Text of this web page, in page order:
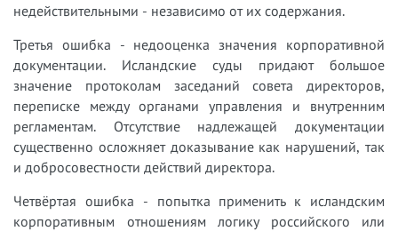
недействительными - независимо от их содержания.
Третья ошибка - недооценка значения корпоративной
документации. Исландские суды придают большое
значение протоколам заседаний совета директоров,
переписке между органами управления и внутренним
регламентам. Отсутствие надлежащей документации
существенно осложняет доказывание как нарушений, так
и добросовестности действий директора.
Четвёртая ошибка - попытка применить к исландским
корпоративным отношениям логику российского или